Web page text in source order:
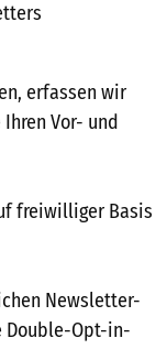
erfassen wir
Vor- und
freiwilliger Basis
Newsletter-
Double-Opt-in-